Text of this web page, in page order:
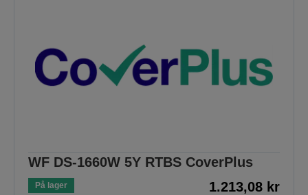
WF DS-1660W 5Y RTBS CoverPlus
På lager 1.213,08 kr